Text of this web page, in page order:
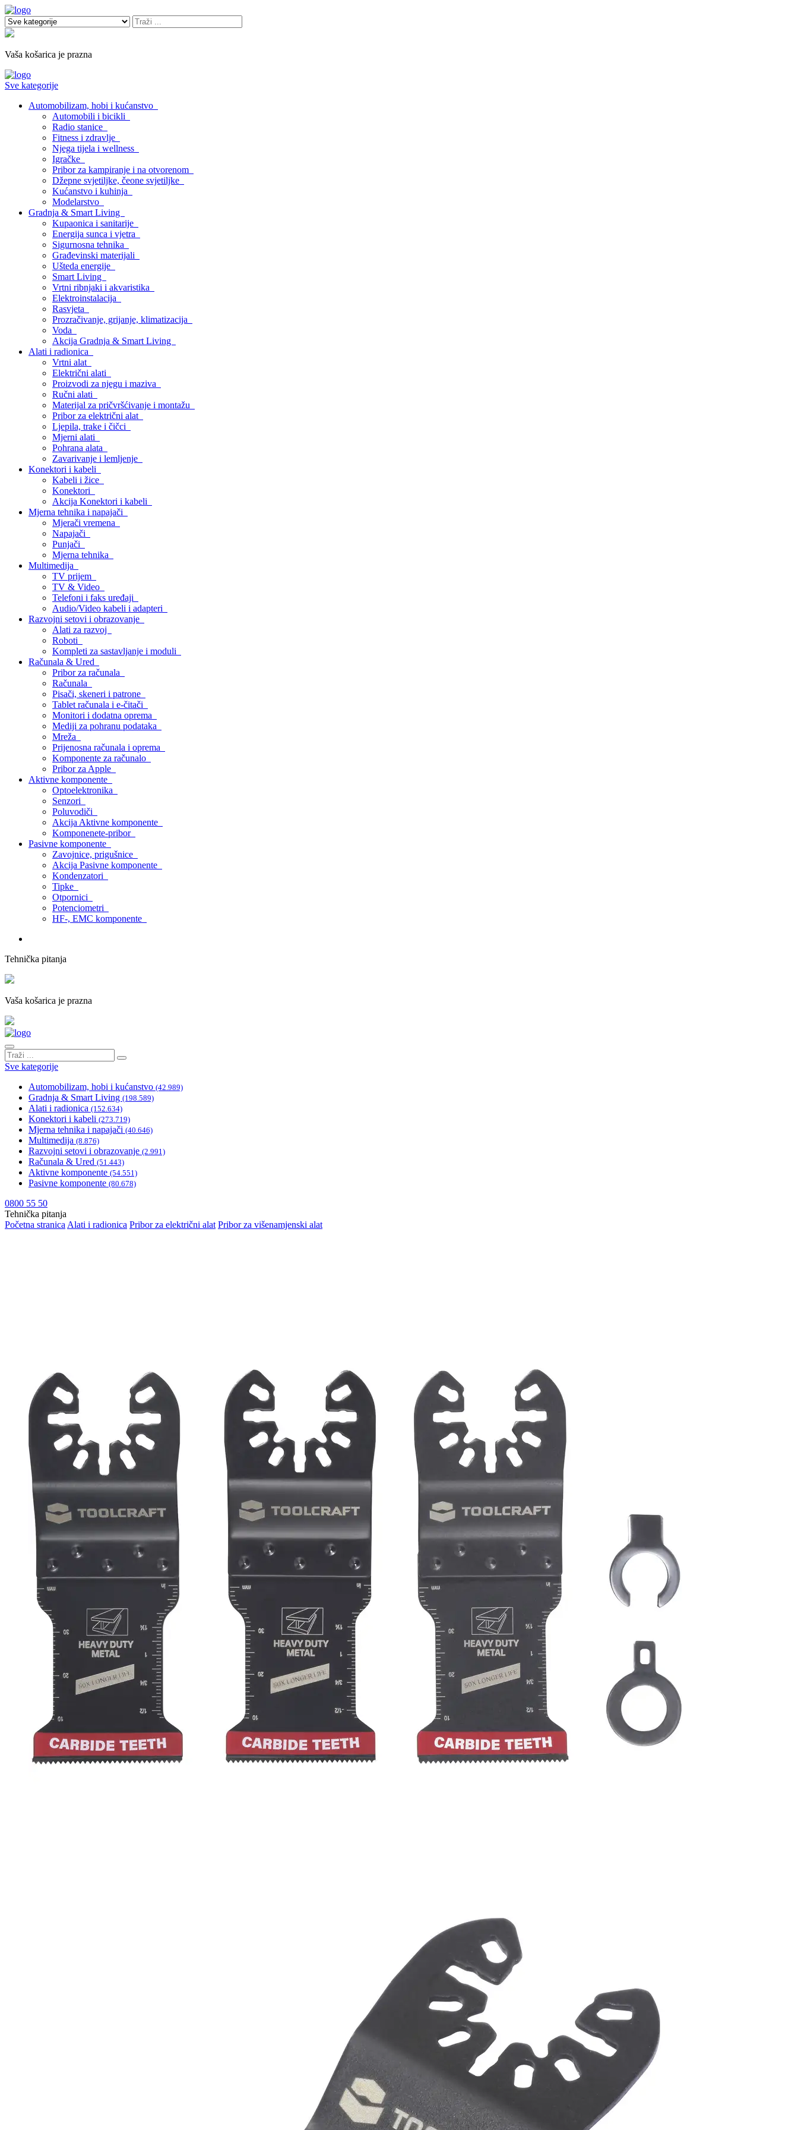
Vaša košarica je prazna
Sve kategorije
Automobilizam, hobi i kućanstvo
Automobili i bicikli
Radio stanice
Fitness i zdravlje
Njega tijela i wellness
Igračke
Pribor za kampiranje i na otvorenom
Džepne svjetiljke, čeone svjetiljke
Kućanstvo i kuhinja
Modelarstvo
Gradnja & Smart Living
Kupaonica i sanitarije
Energija sunca i vjetra
Sigurnosna tehnika
Građevinski materijali
Ušteda energije
Smart Living
Vrtni ribnjaki i akvaristika
Elektroinstalacija
Rasvjeta
Prozračivanje, grijanje, klimatizacija
Voda
Akcija Gradnja & Smart Living
Alati i radionica
Vrtni alat
Električni alati
Proizvodi za njegu i maziva
Ručni alati
Materijal za pričvršćivanje i montažu
Pribor za električni alat
Ljepila, trake i čičci
Mjerni alati
Pohrana alata
Zavarivanje i lemljenje
Konektori i kabeli
Kabeli i žice
Konektori
Akcija Konektori i kabeli
Mjerna tehnika i napajači
Mjerači vremena
Napajači
Punjači
Mjerna tehnika
Multimedija
TV prijem
TV & Video
Telefoni i faks uređaji
Audio/Video kabeli i adapteri
Razvojni setovi i obrazovanje
Alati za razvoj
Roboti
Kompleti za sastavljanje i moduli
Računala & Ured
Pribor za računala
Računala
Pisači, skeneri i patrone
Tablet računala i e-čitači
Monitori i dodatna oprema
Mediji za pohranu podataka
Mreža
Prijenosna računala i oprema
Komponente za računalo
Pribor za Apple
Aktivne komponente
Optoelektronika
Senzori
Poluvodiči
Akcija Aktivne komponente
Komponenete-pribor
Pasivne komponente
Zavojnice, prigušnice
Akcija Pasivne komponente
Kondenzatori
Tipke
Otpornici
Potenciometri
HF-, EMC komponente
Tehnička pitanja
Vaša košarica je prazna
Sve kategorije
Automobilizam, hobi i kućanstvo (42.989)
Gradnja & Smart Living (198.589)
Alati i radionica (152.634)
Konektori i kabeli (273.719)
Mjerna tehnika i napajači (40.646)
Multimedija (8.876)
Razvojni setovi i obrazovanje (2.991)
Računala & Ured (51.443)
Aktivne komponente (54.551)
Pasivne komponente (80.678)
0800 55 50
Tehnička pitanja
Početna stranica Alati i radionica Pribor za električni alat Pribor za višenamjenski alat